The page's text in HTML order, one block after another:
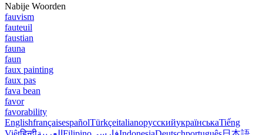
Nabije Woorden
fauvism
fauteuil
faustian
fauna
faun
faux painting
faux pas
fava bean
favor
favorability
EnglishfrançaisespañolTürkçeitalianoрусскийукраїнськаTiếng